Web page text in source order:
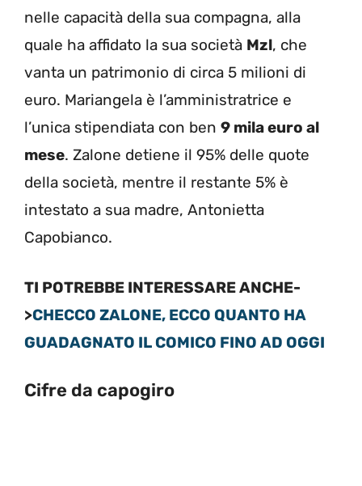
nelle capacità della sua compagna, alla
quale ha affidato la sua società Mzl, che
vanta un patrimonio di circa 5 milioni di
euro. Mariangela è l’amministratrice e
l’unica stipendiata con ben 9 mila euro al
mese. Zalone detiene il 95% delle quote
della società, mentre il restante 5% è
intestato a sua madre, Antonietta
Capobianco.
TI POTREBBE INTERESSARE ANCHE-
>CHECCO ZALONE, ECCO QUANTO HA
GUADAGNATO IL COMICO FINO AD OGGI
Cifre da capogiro